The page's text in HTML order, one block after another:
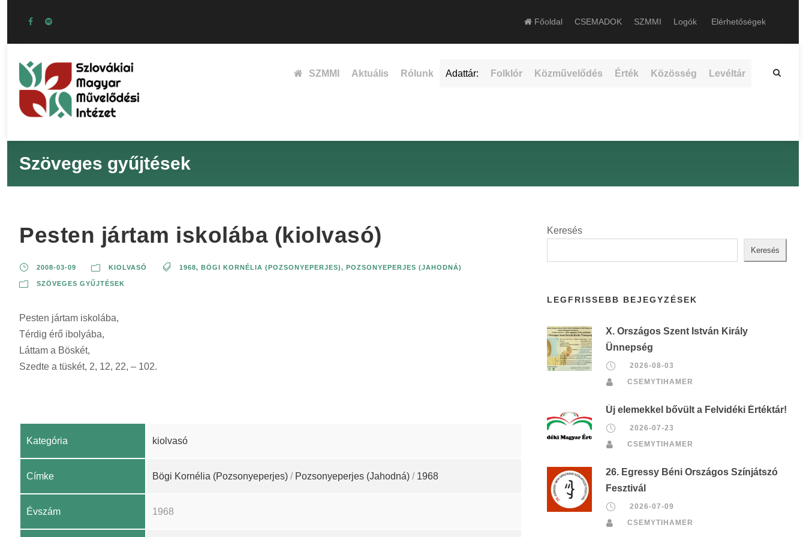
Főoldal CSEMADOK SZMMI Logók Elérhetőségek
SZMMI Aktuális Rólunk Adattár: Folklór Közművelődés Érték Közösség Levéltár
Szöveges gyűjtések
Pesten jártam iskolába (kiolvasó)
2008-03-09 KIOLVASÓ 1968, BÖGI KORNÉLIA (POZSONYEPERJES), POZSONYEPERJES (JAHODNÁ)
SZÖVEGES GYŰJTÉSEK
Pesten jártam iskolába,
Térdig érő ibolyába,
Láttam a Böskét,
Szedte a tüskét, 2, 12, 22, – 102.
Kategória kiolvasó
Címke Bögi Kornélia (Pozsonyeperjes) / Pozsonyeperjes (Jahodná) / 1968
Évszám 1968
Keresés
Keresés
LEGFRISSEBB BEJEGYZÉSEK
X. Országos Szent István Király
Ünnepség
2026-08-03
CSEMYTIHAMER
Új elemekkel bővült a Felvidéki Értéktár!
2026-07-23
CSEMYTIHAMER
26. Egressy Béni Országos Színjátszó
Fesztivál
2026-07-09
CSEMYTIHAMER